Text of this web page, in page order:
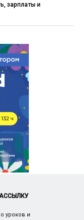
зарплаты и
уроков и